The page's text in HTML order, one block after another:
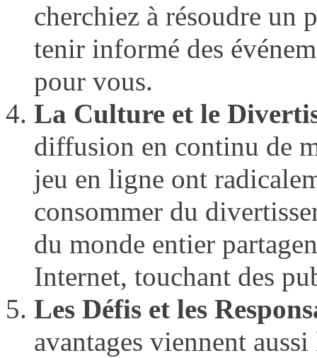
cherchiez à résoudre un
tenir informé des
pour vous.
La Culture et le
diffusion en continu de
jeu en ligne ont
consommer du
du monde entier
Internet, touchant des
Les Défis et les
avantages viennent